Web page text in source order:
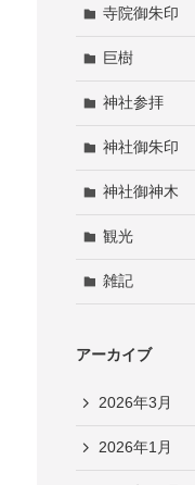
寺院御朱印
巨樹
神社参拝
神社御朱印
神社御神木
観光
雑記
アーカイブ
2026年3月
2026年1月